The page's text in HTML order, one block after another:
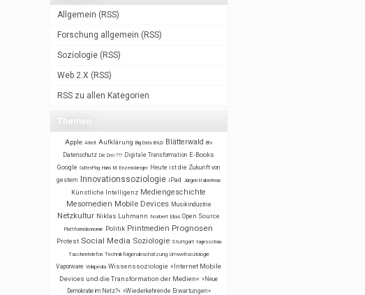
Allgemein ( RSS)
Forschung allgemein ( RSS)
Soziologie( RSS)
Web 2.X ( RSS)
RSS zu allen Kategorien
Themen
Apple Arbeit Aufklärung Big Data BILD Blätterwald Btx
Datenschutz Die Drei ??? Digitale Transformation E-Books
Google GuttenPlag Hans M. Enzensberger Heute ist die Zukunft von
gestern
Innovationssoziologie iPad Jürgen Habermas
Künstliche Intelligenz Mediengeschichte
Mesomedien Mobile Devices Musikindustrie
Netzkultur Niklas Luhmann Norbert Elias Open Source
Plattformökonomie Politik Printmedien Prognosen
Protest Social Media Soziologie Stuttgart tagesschau
Taschentelefon Technikfolgenabschätzung Umweltsoziologie
Vaporware Wikipedia Wissenssoziologie »Internet Mobile
Devices und die Transformation der Medien« »Neue
Demokratie im Netz?« »Wiederkehrende Erwartungen«